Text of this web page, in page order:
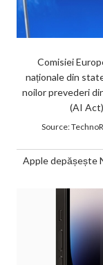
Comisiei
naționale din
noilor prevederi
(AI
Source:
Apple depășește